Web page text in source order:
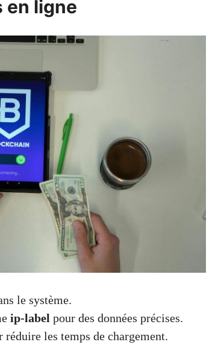
en ligne
le système.
ip-label pour des données précises.
les temps de chargement.